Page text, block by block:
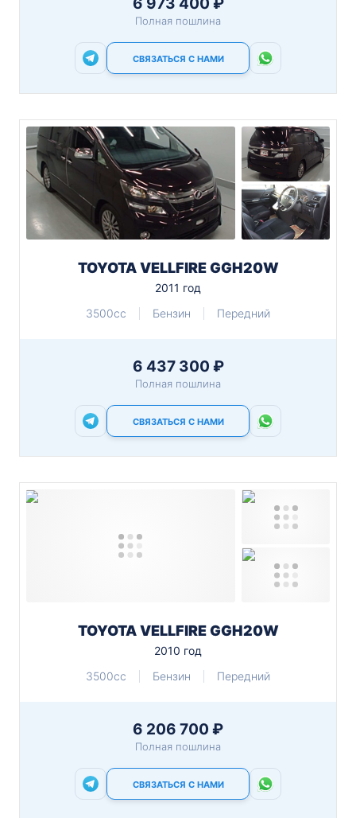
Полная пошлина
СВЯЗАТЬСЯ С НАМИ
TOYOTA VELLFIRE GGH20W
2011 год
3500cc
Бензин Передний
6 437 300 ₽
Полная пошлина
СВЯЗАТЬСЯ С НАМИ
TOYOTA VELLFIRE GGH20W
2010 год
3500cc
Бензин Передний
6 206 700 ₽
Полная пошлина
СВЯЗАТЬСЯ С НАМИ